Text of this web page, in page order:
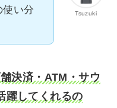
Tsuzuki
使い分
決済・ATM・サウ
躍してくれるの